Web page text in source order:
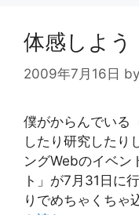
体感しよう
2009年7月16日 by
僕がからんでいる
したり研究したり
ングWebのイベン
ト」が7月31日に
りでめちゃくちゃ